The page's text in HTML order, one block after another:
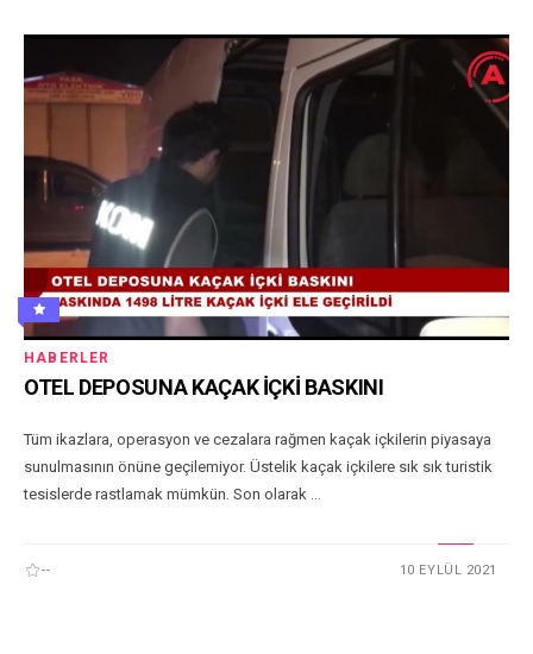
HABERLER
OTEL DEPOSUNA KAÇAK İÇKİ BASKINI
Tüm ikazlara, operasyon ve cezalara rağmen kaçak içkilerin piyasaya
sunulmasının önüne geçilemiyor. Üstelik kaçak içkilere sık sık turistik
tesislerde rastlamak mümkün. Son olarak ...
-- 10 EYLÜL 2021